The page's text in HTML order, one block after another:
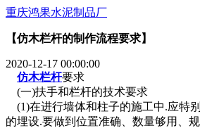
重庆鸿果水泥制品厂
【仿木栏杆的制作流程要求】
2020-12-17 00:00:00
仿木栏杆要求
(一)扶手和栏杆的技术要求
(1)在进行墙体和柱子的施工中.应特
的埋设.要做到位置准确、数量够用、